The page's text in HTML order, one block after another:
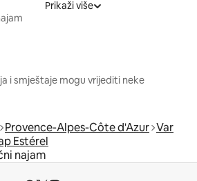
Prikaži više
i smještaje mogu vrijediti neke
Provence-Alpes-Côte d'Azur Var
Estérel
najam